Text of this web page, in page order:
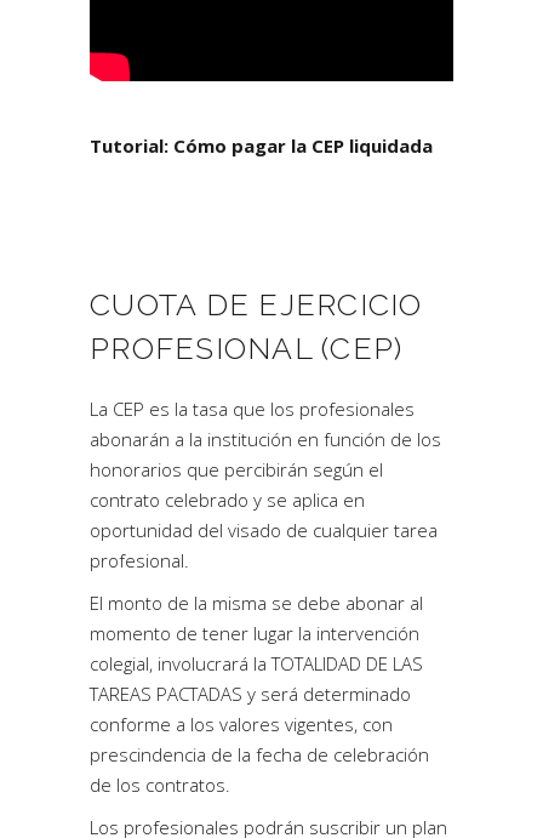
Tutorial: Cómo pagar la CEP liquidada
CUOTA DE EJERCICIO
PROFESIONAL (CEP)
La CEP es la tasa que los profesionales
abonarán a la institución en función de los
honorarios que percibirán según el
contrato celebrado y se aplica en
oportunidad del visado de cualquier tarea
profesional.
El monto de la misma se debe abonar al
momento de tener lugar la intervención
colegial, involucrará la TOTALIDAD DE LAS
TAREAS PACTADAS y será determinado
conforme a los valores vigentes, con
prescindencia de la fecha de celebración
de los contratos.
Los profesionales podrán suscribir un plan